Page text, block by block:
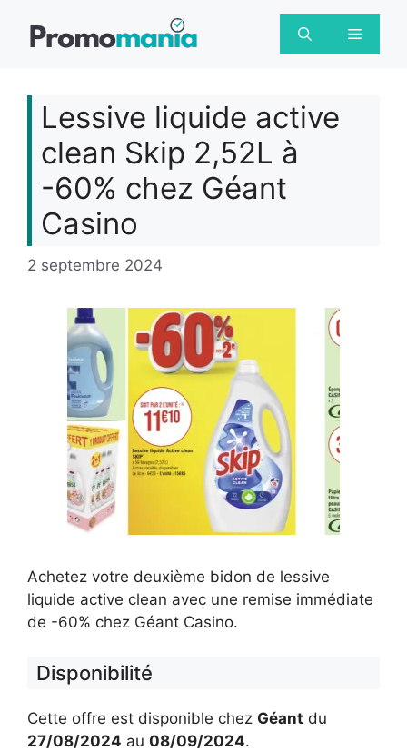
Menu
Lessive liquide active
clean Skip 2,52L à
-60% chez Géant
Casino
2 septembre 2024
Achetez votre deuxième bidon de lessive
liquide active clean avec une remise immédiate
de -60% chez Géant Casino.
Disponibilité
Cette offre est disponible chez Géant du
27/08/2024 au 08/09/2024.